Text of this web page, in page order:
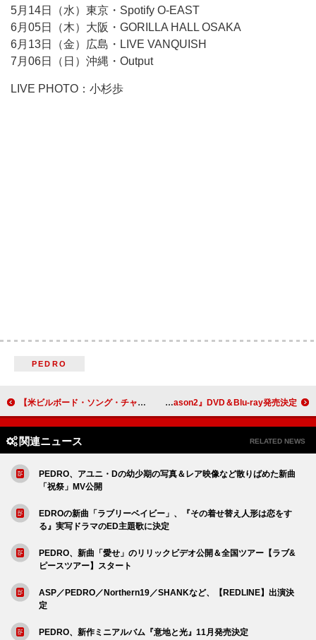
5月14日（水）東京・Spotify O-EAST
6月05日（木）大阪・GORILLA HALL OSAKA
6月13日（金）広島・LIVE VANQUISH
7月06日（日）沖縄・Output
LIVE PHOTO：小杉歩
PEDRO
【米ビルボード・ソング・チャート】レディー・ガガ＆ブルーノ・マーズ3週連続首位、バッド・バニー3曲がTOP10入り BE:FIRSTのバラエティ冠番組『BE:FIRST TV Season2』DVD＆Blu-ray発売決定
関連ニュース RELATED NEWS
PEDRO、アユニ・Dの幼少期の写真＆レア映像など散りばめた新曲
「祝祭」MV公開
EDROの新曲「ラブリーベイビー」、『その着せ替え人形は恋をす
る』実写ドラマのED主題歌に決定
PEDRO、新曲「愛せ」のリリックビデオ公開＆全国ツアー【ラブ&
ピースツアー】スタート
ASP／PEDRO／Northern19／SHANKなど、【REDLINE】出演決
定
PEDRO、新作ミニアルバム『意地と光』11月発売決定